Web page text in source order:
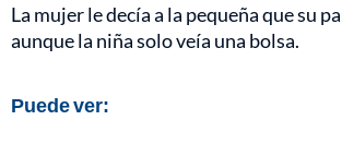
La mujer le decía a la pequeña que su
aunque la niña solo veía una bolsa.
Puede ver: